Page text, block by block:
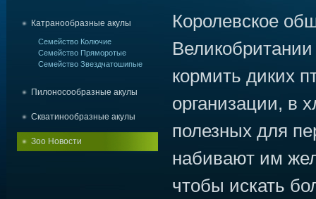
Катранообразные акулы
Семейство Колючие
Семейство Пряморотые
Семейство Звездчатошипые
Пилоносообразные акулы
Скватинообразные акулы
Зоо Новости
Королевское
кормить диких
организации, в
полезных для
набивают им
чтобы искать